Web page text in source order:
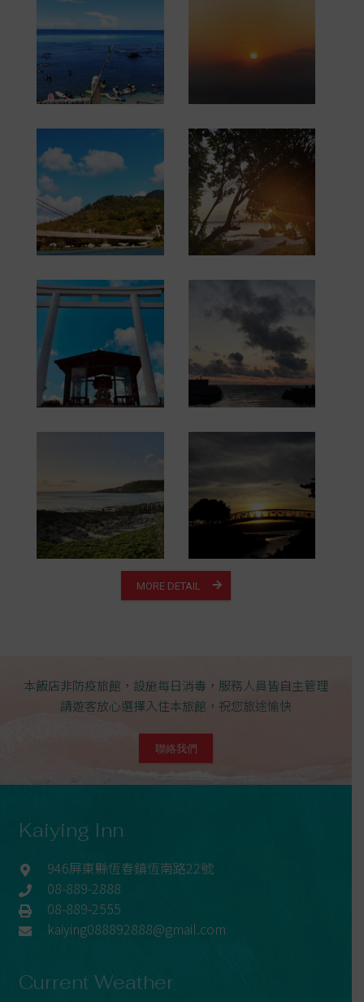
MORE DETAIL
本飯店非防疫旅館，設施每日消毒，服務人員皆自主管理
請遊客放心選擇入住本旅館，祝您旅途愉快
聯絡我們
Kaiying Inn
946屏東縣恆春鎮恆南路22號
08-889-2888
08-889-2555
kaiying088892888@gmail.com
Current Weather